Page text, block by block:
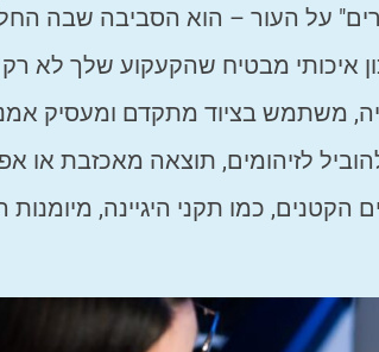
על העור – הוא הסביבה שבה
איכותי מבטיח שהקעקוע שלך לא
משתמש בציוד מתקדם ומעסיק
לזיהומים, תוצאה מאכזבת או
הקטנים, כמו תקני היגיינה, מיומנות